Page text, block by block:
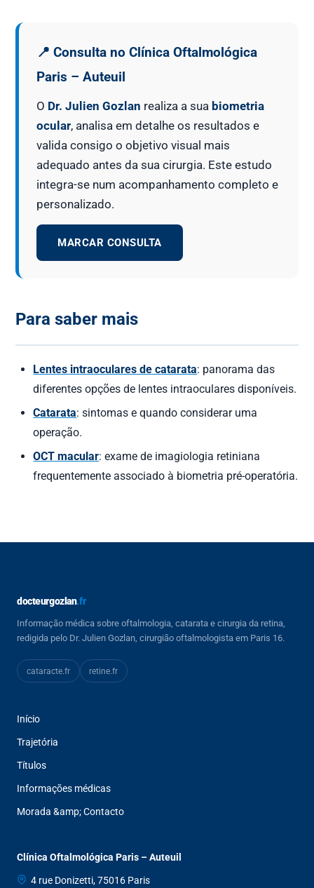
📍 Consulta no Clínica Oftalmológica
Paris – Auteuil
O Dr. Julien Gozlan realiza a sua biometria
ocular, analisa em detalhe os resultados e
valida consigo o objetivo visual mais
adequado antes da sua cirurgia. Este estudo
integra-se num acompanhamento completo e
personalizado.
MARCAR CONSULTA
Para saber mais
Lentes intraoculares de catarata: panorama das
diferentes opções de lentes intraoculares disponíveis.
Catarata: sintomas e quando considerar uma
operação.
OCT macular: exame de imagiologia retiniana
frequentemente associado à biometria pré-operatória.
docteurgozlan.fr
Informação médica sobre oftalmologia, catarata e cirurgia da retina,
redigida pelo Dr. Julien Gozlan, cirurgião oftalmologista em Paris 16.
cataracte.fr retine.fr
Início
Trajetória
Títulos
Informações médicas
Morada &amp; Contacto
Clínica Oftalmológica Paris – Auteuil
4 rue Donizetti, 75016 Paris